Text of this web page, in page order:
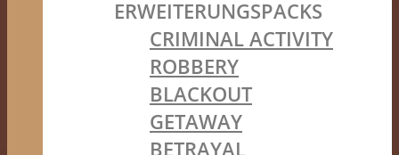
ERWEITERUNGSPACKS
CRIMINAL ACTIVITY
ROBBERY
BLACKOUT
GETAWAY